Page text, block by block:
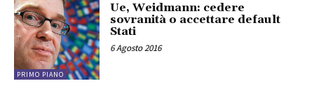
PRIMO PIANO
Ue, Weidmann: cedere
sovranità o accettare default
Stati
6 Agosto 2016